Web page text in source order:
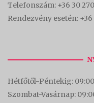
Telefonszám: +36 30
Rendezvény esetén:
Hétfőtől-Péntekig:
Szombat-Vasárnap: